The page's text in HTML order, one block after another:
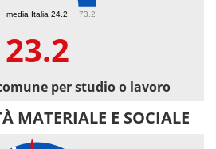
media Italia 24.2 73.2
23.2
per studio o lavoro
MATERIALE E SOCIALE